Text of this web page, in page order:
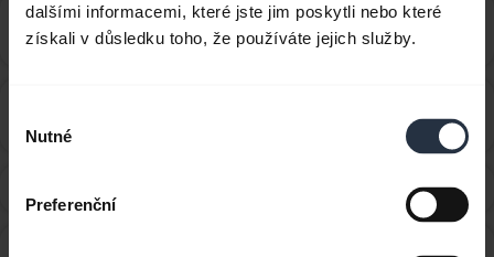
dalšími informacemi, které jste jim poskytli nebo které
získali v důsledku toho, že používáte jejich služby.
souhlasu
Nutné
Preferenční
Can I use the supplied USB charging cable as an
audio cable?
Jabra?
chevron_right
chevron_right